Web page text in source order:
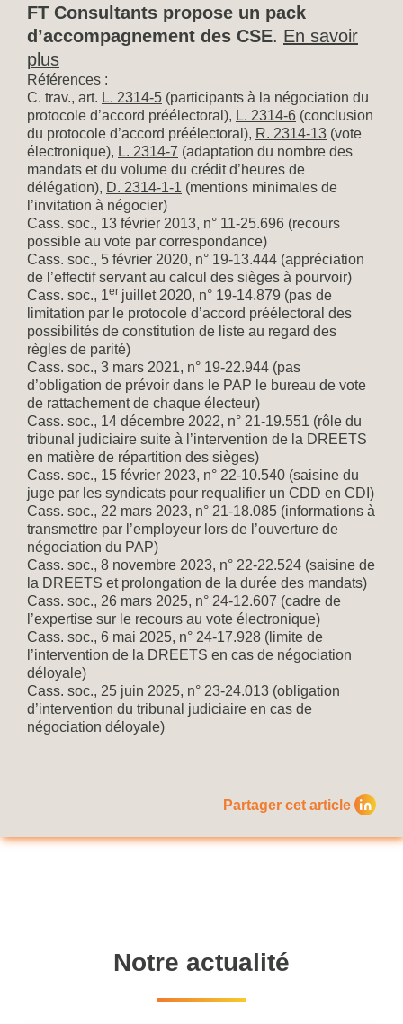
FT Consultants propose un pack
d’accompagnement des CSE. En savoir
plus
Références :
C. trav., art. L. 2314-5 (participants à la négociation du
protocole d’accord préélectoral), L. 2314-6 (conclusion
du protocole d’accord préélectoral), R. 2314-13 (vote
électronique), L. 2314-7 (adaptation du nombre des
mandats et du volume du crédit d’heures de
délégation), D. 2314-1-1 (mentions minimales de
l’invitation à négocier)
Cass. soc., 13 février 2013, n° 11-25.696 (recours
possible au vote par correspondance)
Cass. soc., 5 février 2020, n° 19-13.444 (appréciation
de l’effectif servant au calcul des sièges à pourvoir)
Cass. soc., 1er juillet 2020, n° 19-14.879 (pas de
limitation par le protocole d’accord préélectoral des
possibilités de constitution de liste au regard des
règles de parité)
Cass. soc., 3 mars 2021, n° 19-22.944 (pas
d’obligation de prévoir dans le PAP le bureau de vote
de rattachement de chaque électeur)
Cass. soc., 14 décembre 2022, n° 21-19.551 (rôle du
tribunal judiciaire suite à l’intervention de la DREETS
en matière de répartition des sièges)
Cass. soc., 15 février 2023, n° 22-10.540 (saisine du
juge par les syndicats pour requalifier un CDD en CDI)
Cass. soc., 22 mars 2023, n° 21-18.085 (informations à
transmettre par l’employeur lors de l’ouverture de
négociation du PAP)
Cass. soc., 8 novembre 2023, n° 22-22.524 (saisine de
la DREETS et prolongation de la durée des mandats)
Cass. soc., 26 mars 2025, n° 24-12.607 (cadre de
l’expertise sur le recours au vote électronique)
Cass. soc., 6 mai 2025, n° 24-17.928 (limite de
l’intervention de la DREETS en cas de négociation
déloyale)
Cass. soc., 25 juin 2025, n° 23-24.013 (obligation
d’intervention du tribunal judiciaire en cas de
négociation déloyale)
Partager cet article
Notre actualité